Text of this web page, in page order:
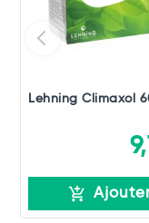
Lehning Climaxol